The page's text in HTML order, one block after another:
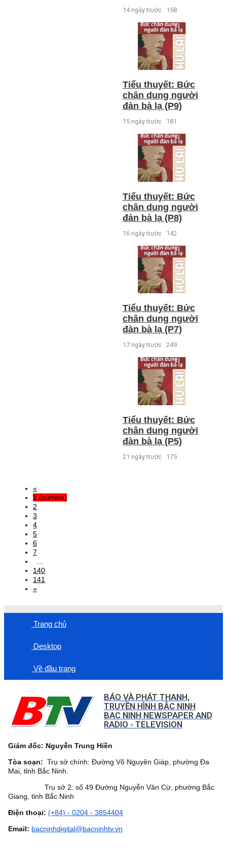
14 ngày trước 158
Tiểu thuyết: Bức
chân dung người
đàn bà lạ (P9)
15 ngày trước 181
Tiểu thuyết: Bức
chân dung người
đàn bà lạ (P8)
16 ngày trước 142
Tiểu thuyết: Bức
chân dung người
đàn bà lạ (P7)
17 ngày trước 249
Tiểu thuyết: Bức
chân dung người
đàn bà lạ (P5)
21 ngày trước 175
«
1 (current)
2
3
4
5
6
7
140
141
»
Trang chủ
Desktop
Về đầu trang
BÁO VÀ PHÁT THANH,
TRUYỀN HÌNH BẮC NINH
BAC NINH NEWSPAPER AND
RADIO - TELEVISION
Giám đốc: Nguyễn Trung Hiền
Tòa soạn: Trụ sở chính: Đường Võ Nguyên Giáp, phường Đa
Mai, tỉnh Bắc Ninh.
Trụ sở 2: số 49 Đường Nguyễn Văn Cừ, phường Bắc
Giang, tỉnh Bắc Ninh
Điện thoại: (+84) - 0204 - 3854404
Email: bacninhdigital@bacninhtv.vn